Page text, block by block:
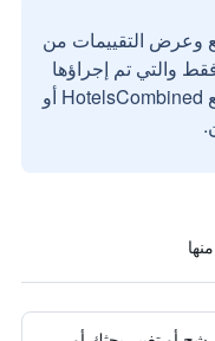
وعرض التقييمات من
والتي تم إجراؤها
بواسطة مستخدمين حقيقيين مع HotelsCombined أو